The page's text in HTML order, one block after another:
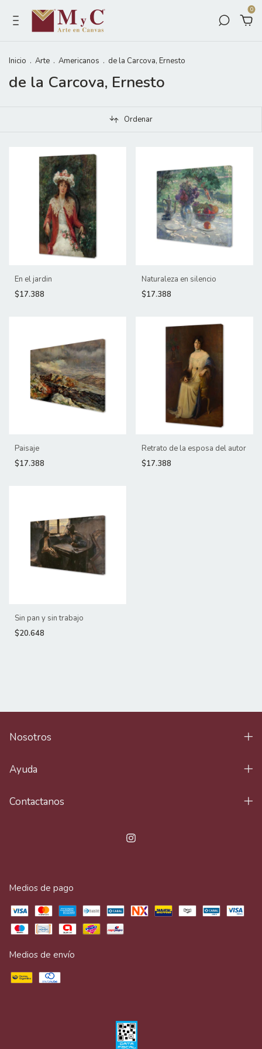
0
Inicio . Arte . Americanos . de la Carcova, Ernesto
de la Carcova, Ernesto
Ordenar
En el jardin
$17.388
Naturaleza en silencio
$17.388
Paisaje
$17.388
Retrato de la esposa del autor
$17.388
Sin pan y sin trabajo
$20.648
Nosotros
Ayuda
Contactanos
Medios de pago
Medios de envío